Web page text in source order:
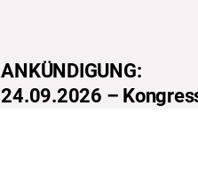
ANKÜNDIGUNG:
24.09.2026 –